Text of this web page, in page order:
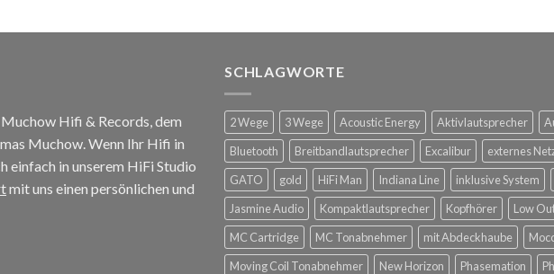
Hifi & Records, dem
Muchow. Wenn Ihr Hifi in
einfach in unserem HiFi Studio
mit uns einen persönlichen und
SCHLAGWORTE
2 Wege 3 Wege Acoustic Energy Aktivlautsprecher
Bluetooth
Breitbandlautsprecher Excalibur externes
GATO
gold HiFi Man Indiana Line inklusive System
Jasmine Audio
Kompaktlautsprecher Kopfhörer Low
MC Cartridge
MC Tonabnehmer mit Abdeckhaube
Moving Coil Tonabnehmer
New Horizon Phasemation